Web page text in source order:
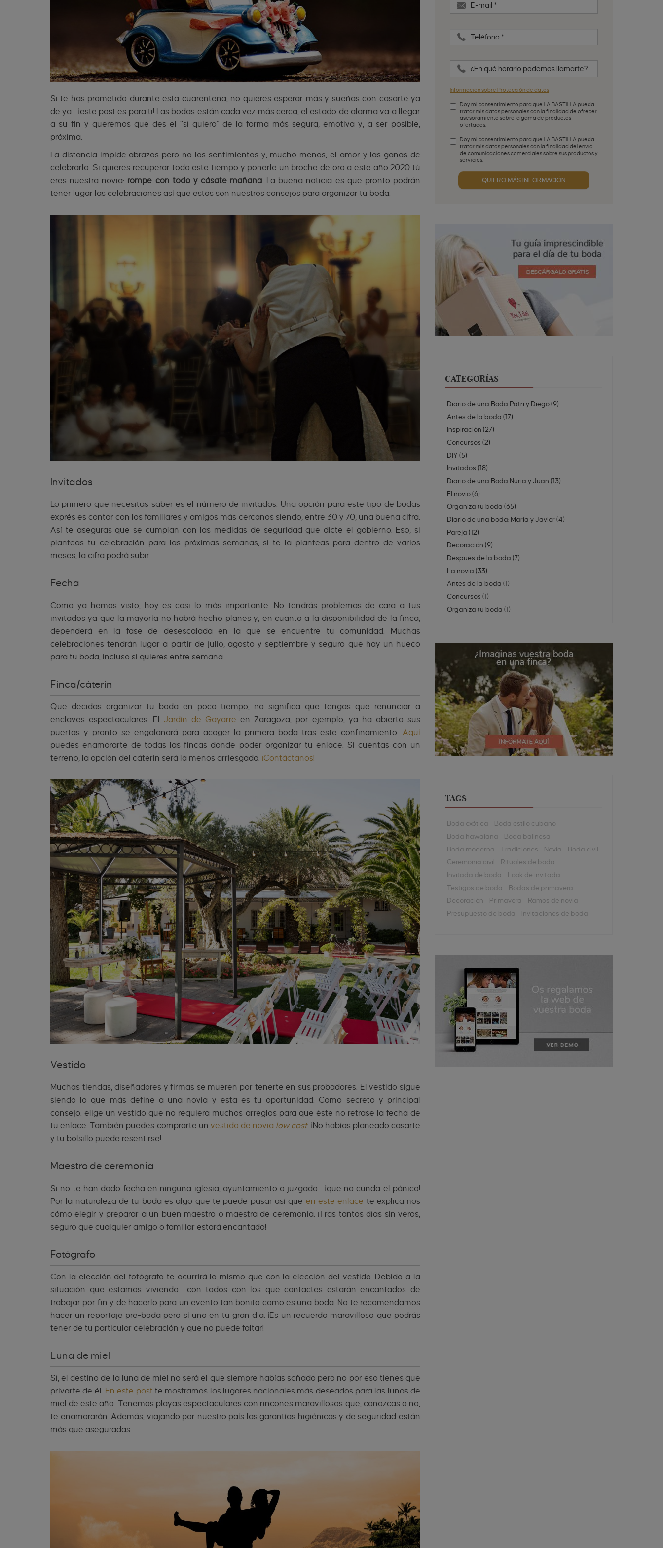
Si te has prometido durante esta cuarentena, no quieres esperar más y sueñas con casarte ya
de ya… ¡este post es para ti! Las bodas están cada vez más cerca, el estado de alarma va a llegar
a su fin y queremos que des el “sí quiero” de la forma más segura, emotiva y, a ser posible,
próxima.
La distancia impide abrazos pero no los sentimientos y, mucho menos, el amor y las ganas de
celebrarlo. Si quieres recuperar todo este tiempo y ponerle un broche de oro a este año 2020 tú
eres nuestra novia: rompe con todo y cásate mañana. La buena noticia es que pronto podrán
tener lugar las celebraciones así que estos son nuestros consejos para organizar tu boda.
Invitados
Lo primero que necesitas saber es el número de invitados. Una opción para este tipo de bodas
exprés es contar con los familiares y amigos más cercanos siendo, entre 30 y 70, una buena cifra.
Así te aseguras que se cumplan con las medidas de seguridad que dicte el gobierno. Eso, si
planteas tu celebración para las próximas semanas, si te la planteas para dentro de varios
meses, la cifra podrá subir.
Fecha
Como ya hemos visto, hoy es casi lo más importante. No tendrás problemas de cara a tus
invitados ya que la mayoría no habrá hecho planes y, en cuanto a la disponibilidad de la finca,
dependerá en la fase de desescalada en la que se encuentre tu comunidad. Muchas
celebraciones tendrán lugar a partir de julio, agosto y septiembre y seguro que hay un hueco
para tu boda, incluso si quieres entre semana.
Finca/cáterin
Que decidas organizar tu boda en poco tiempo, no significa que tengas que renunciar a
enclaves espectaculares. El Jardín de Gayarre en Zaragoza, por ejemplo, ya ha abierto sus
puertas y pronto se engalanará para acoger la primera boda tras este confinamiento. Aquí
puedes enamorarte de todas las fincas donde poder organizar tu enlace. Si cuentas con un
terreno, la opción del cáterin será la menos arriesgada. ¡Contáctanos!
Vestido
Muchas tiendas, diseñadores y firmas se mueren por tenerte en sus probadores. El vestido sigue
siendo lo que más define a una novia y esta es tu oportunidad. Como secreto y principal
consejo: elige un vestido que no requiera muchos arreglos para que éste no retrase la fecha de
tu enlace. También puedes comprarte un vestido de novia low cost. ¡No habías planeado casarte
y tu bolsillo puede resentirse!
Maestro de ceremonia
Si no te han dado fecha en ninguna iglesia, ayuntamiento o juzgado… ¡que no cunda el pánico!
Por la naturaleza de tu boda es algo que te puede pasar así que en este enlace te explicamos
cómo elegir y preparar a un buen maestro o maestra de ceremonia. ¡Tras tantos días sin veros,
seguro que cualquier amigo o familiar estará encantado!
Fotógrafo
Con la elección del fotógrafo te ocurrirá lo mismo que con la elección del vestido. Debido a la
situación que estamos viviendo... con todos con los que contactes estarán encantados de
trabajar por fin y de hacerlo para un evento tan bonito como es una boda. No te recomendamos
hacer un reportaje pre-boda pero sí uno en tu gran día. ¡Es un recuerdo maravilloso que podrás
tener de tu particular celebración y que no puede faltar!
Luna de miel
Sí, el destino de la luna de miel no será el que siempre habías soñado pero no por eso tienes que
privarte de él. En este post te mostramos los lugares nacionales más deseados para las lunas de
miel de este año. Tenemos playas espectaculares con rincones maravillosos que, conozcas o no,
te enamorarán. Además, viajando por nuestro país las garantías higiénicas y de seguridad están
más que aseguradas.
E-mail *
Teléfono *
¿En qué horario podemos llamarte?
Información sobre Protección de datos
Doy mi consentimiento para que LA BASTILLA pueda
tratar mis datos personales con la finalidad de ofrecer
asesoramiento sobre la gama de productos
ofertados.
Aceptación de condiciones*
Doy mi consentimiento para que LA BASTILLA pueda
tratar mis datos personales con la finalidad del envío
de comunicaciones comerciales sobre sus productos y
servicios.
Aceptación publicidad
QUIERO MÁS INFORMACIÓN
CATEGORÍAS
Diario de una Boda Patri y Diego(9)
Antes de la boda (17)
Inspiración (27)
Concursos (2)
DIY (5)
Invitados (18)
Diario de una Boda Nuria y Juan (13)
El novio(6)
Organiza tu boda (65)
Diario de una boda: María y Javier(4)
Pareja (12)
Decoración (9)
Después de la boda (7)
La novia (33)
Antes de la boda (1)
Concursos (1)
Organiza tu boda (1)
TAGS
Boda exótica
Boda estilo cubano
Boda hawaiana
Boda balinesa
Boda moderna
Tradiciones Novia
Boda civil
Ceremonia civil
Rituales de boda
Invitada de boda
Look de invitada
Testigos de boda
Bodas de primavera
Decoración
Primavera
Ramos de novia
Presupuesto de boda
Invitaciones de boda